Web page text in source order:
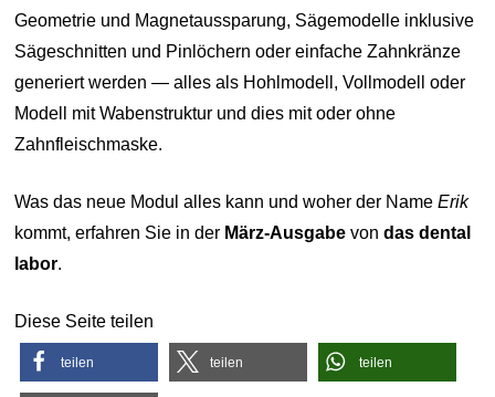
Geometrie und Magnetaussparung, Sägemodelle inklusive
Sägeschnitten und Pinlöchern oder einfache Zahnkränze
generiert werden — alles als Hohlmodell, Vollmodell oder
Modell mit Wabenstruktur und dies mit oder ohne
Zahnfleischmaske.
Was das neue Modul alles kann und woher der NameErik
kommt, erfahren Sie in der März-Ausgabe vondas dental
labor.
Diese Seite teilen
teilen teilen teilen